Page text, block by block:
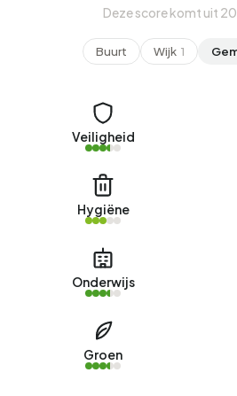
Deze score komt uit
Buurt Wijk 1
Veiligheid
Hygiëne
Onderwijs
Groen